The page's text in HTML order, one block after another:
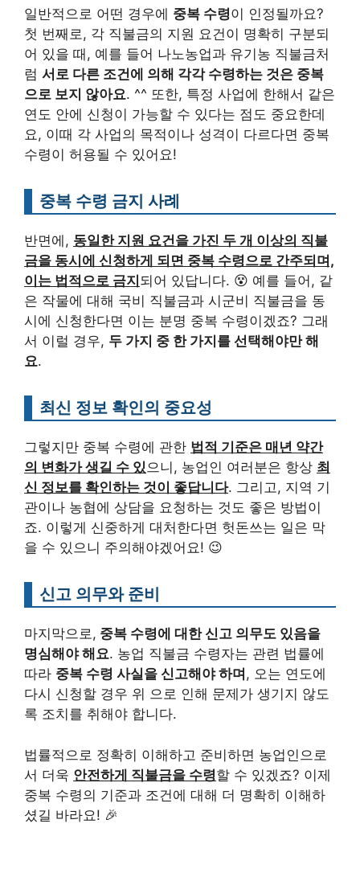
일반적으로 어떤 경우에 중복 수령이 인정될까요?
첫 번째로, 각 직불금의 지원 요건이 명확히 구분되
어 있을 때, 예를 들어 나노농업과 유기농 직불금처
럼 서로 다른 조건에 의해 각각 수령하는 것은 중복
으로 보지 않아요. ^^ 또한, 특정 사업에 한해서 같은
연도 안에 신청이 가능할 수 있다는 점도 중요한데
요, 이때 각 사업의 목적이나 성격이 다르다면 중복
수령이 허용될 수 있어요!
중복 수령 금지 사례
반면에, 동일한 지원 요건을 가진 두 개 이상의 직불
금을 동시에 신청하게 되면 중복 수령으로 간주되며,
이는 법적으로 금지 되어 있답니다. 😵 예를 들어, 같
은 작물에 대해 국비 직불금과 시군비 직불금을 동
시에 신청한다면 이는 분명 중복 수령이겠죠? 그래
서 이럴 경우, 두 가지 중 한 가지를 선택해야만 해
요.
최신 정보 확인의 중요성
그렇지만 중복 수령에 관한 법적 기준은 매년 약간
의 변화가 생길 수 있으니, 농업인 여러분은 항상 최
신 정보를 확인하는 것이 좋답니다. 그리고, 지역 기
관이나 농협에 상담을 요청하는 것도 좋은 방법이
죠. 이렇게 신중하게 대처한다면 헛돈쓰는 일은 막
을 수 있으니 주의해야겠어요! 😉
신고 의무와 준비
마지막으로, 중복 수령에 대한 신고 의무도 있음을
명심해야 해요. 농업 직불금 수령자는 관련 법률에
따라 중복 수령 사실을 신고해야 하며 , 오는 연도에
다시 신청할 경우 위 으로 인해 문제가 생기지 않도
록 조치를 취해야 합니다.
법률적으로 정확히 이해하고 준비하면 농업인으로
서 더욱 안전하게 직불금을 수령할 수 있겠죠? 이제
중복 수령의 기준과 조건에 대해 더 명확히 이해하
셨길 바라요! 🎉